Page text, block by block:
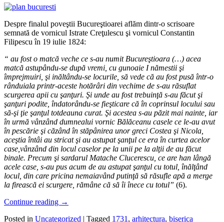
Despre finalul poveştii Bucureştioarei aflăm dintr-o scrisoare
semnată de vornicul Istrate Creţulescu şi vornicul Constantin
Filipescu în 19 iulie 1824:
“ au fost o matcă veche ce s-au numit Bucureştioara (…) acea
matcă astupându-se după vremi, cu gunoaie I nămestii şi
împrejmuiri, şi inăltându-se locurile, să vede că au fost pusă într-o
rânduiala printr-aceste hotărâri din vechime de s-au răsuflat
scurgerea apii cu şanţuri. Şi unde au fost trebuinţă s-au făcut şi
şanţuri podite, îndatorându-se fieşticare că în coprinsul locului sau
să-şi ţie şanţul totdeauna curat. Şi acestea s-au păzit mai nainte, iar
în urmă vânzând dumnealui vornic Bălăceanu casele ce le-au avut
în pescărie şi căzând în stăpânirea unor greci Costea şi Nicola,
aceştia întâi au stricat şi au astupat şanţul ce era în curtea acelor
case,vânzând din locul caselor pe la unii pe la alţii de au făcut
binale. Precum şi sardarul Matache Clucerescu, ce are han lângă
acele case, s-au pus acum de au astupat şanţul cu totul, înălţând
locul, din care pricina nemaiavând putinţă să răsufle apă a merge
la firească ei scurgere, rămâne că să îi înece cu totul” (6).
Continue reading →
Posted in Uncategorized | Tagged 1731 , arhitectura, biserica